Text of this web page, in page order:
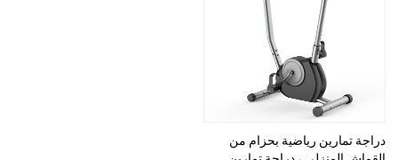
دراجة تمارين رياضية بحزام من